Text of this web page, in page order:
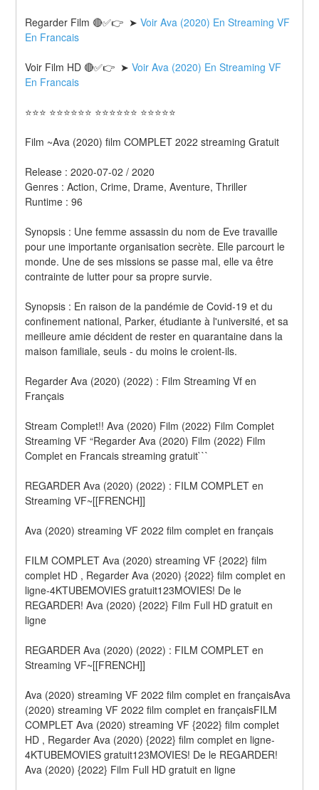
Regarder Film 🔴✅👉  ➤ Voir Ava (2020) En Streaming VF
En Francais
Voir Film HD 🔴✅👉  ➤ Voir Ava (2020) En Streaming VF
En Francais
⭐⭐⭐ ⭐⭐⭐⭐⭐⭐ ⭐⭐⭐⭐⭐⭐ ⭐⭐⭐⭐⭐
Film ~Ava (2020) film COMPLET 2022 streaming Gratuit
Release : 2020-07-02 / 2020
Genres : Action, Crime, Drame, Aventure, Thriller
Runtime : 96
Synopsis : Une femme assassin du nom de Eve travaille
pour une importante organisation secrète. Elle parcourt le
monde. Une de ses missions se passe mal, elle va être
contrainte de lutter pour sa propre survie.
Synopsis : En raison de la pandémie de Covid-19 et du
confinement national, Parker, étudiante à l'université, et sa
meilleure amie décident de rester en quarantaine dans la
maison familiale, seuls - du moins le croient-ils.
Regarder Ava (2020) (2022) : Film Streaming Vf en
Français
Stream Complet!! Ava (2020) Film (2022) Film Complet
Streaming VF “Regarder Ava (2020) Film (2022) Film
Complet en Francais streaming gratuit```
REGARDER Ava (2020) (2022) : FILM COMPLET en
Streaming VF~[[FRENCH]]
Ava (2020) streaming VF 2022 film complet en français
FILM COMPLET Ava (2020) streaming VF {2022} film
complet HD , Regarder Ava (2020) {2022} film complet en
ligne-4KTUBEMOVIES gratuit123MOVIES! De le
REGARDER! Ava (2020) {2022} Film Full HD gratuit en
ligne
REGARDER Ava (2020) (2022) : FILM COMPLET en
Streaming VF~[[FRENCH]]
Ava (2020) streaming VF 2022 film complet en françaisAva
(2020) streaming VF 2022 film complet en françaisFILM
COMPLET Ava (2020) streaming VF {2022} film complet
HD , Regarder Ava (2020) {2022} film complet en ligne-
4KTUBEMOVIES gratuit123MOVIES! De le REGARDER!
Ava (2020) {2022} Film Full HD gratuit en ligne